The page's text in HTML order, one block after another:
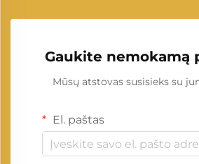
Gaukite nemokamą
Mūsų atstovas susisieks su
El. paštas